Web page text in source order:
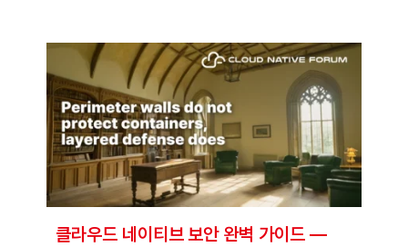
클라우드 네이티브 보안 완벽 가이드 —